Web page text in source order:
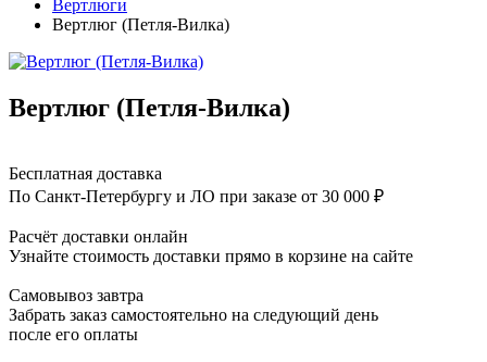
Вертлюги
Вертлюг (Петля-Вилка)
Вертлюг (Петля-Вилка)
Бесплатная доставка
По Санкт-Петербургу и ЛО при заказе от 30 000 ₽
Расчёт доставки онлайн
Узнайте стоимость доставки прямо в корзине на сайте
Самовывоз завтра
Забрать заказ самостоятельно на следующий день
после его оплаты